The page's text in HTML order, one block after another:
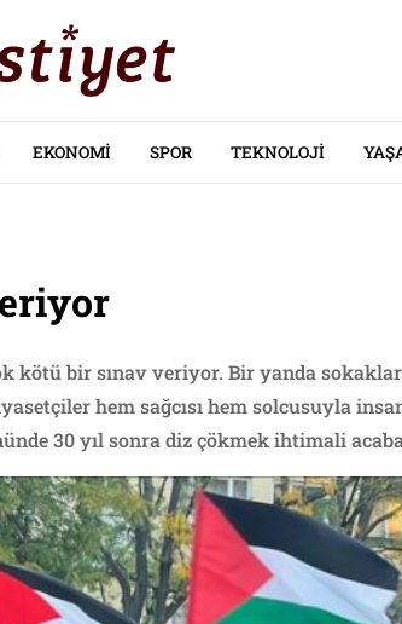
EKONOMI SPOR TEKNOLOJI
kötü bir sınav veriyor. Bir yanda
hem sağcısı hem solcusuyla
30 yıl sonra diz çökmek ihtimali